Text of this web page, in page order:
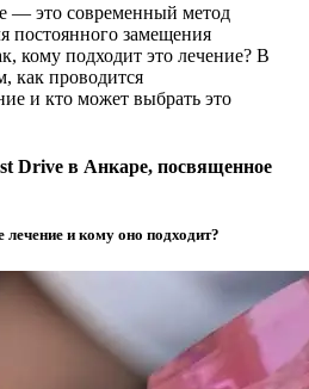
— это современный метод
постоянного замещения
кому подходит это лечение? В
как проводится
и кто может выбрать это
Drive в Анкаре, посвященное
и кому оно подходит?